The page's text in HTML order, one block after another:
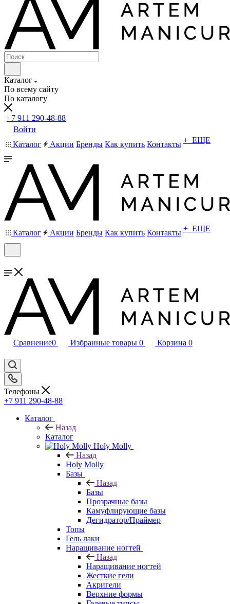
Каталог
По всему сайту
По каталогу
+7 911 290-48-88
Войти
Каталог
Акции Бренды Как купить Контакты + ЕЩЕ
Каталог Акции Бренды Как купить Контакты + ЕЩЕ
Сравнение0 Избранные товары 0 Корзина 0
Телефоны
+7 911 290-48-88
Каталог
Назад
Каталог
Holy Molly
Назад
Holy Molly
Базы
Назад
Базы
Прозрачные базы
Камуфлирующие базы
Дегидратор/Праймер
Топы
Гель лаки
Наращивание ногтей
Назад
Наращивание ногтей
Жесткие гели
Акригели
Верхние формы